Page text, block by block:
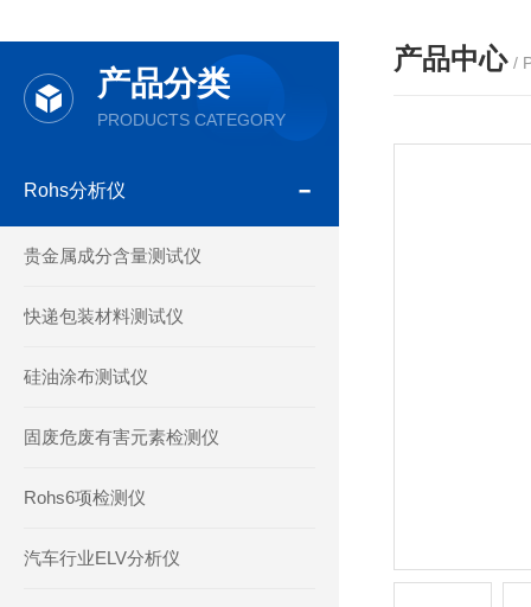
产品分类
PRODUCTS CATEGORY
Rohs分析仪
贵金属成分含量测试仪
快递包装材料测试仪
硅油涂布测试仪
固废危废有害元素检测仪
Rohs6项检测仪
汽车行业ELV分析仪
产品中心 /